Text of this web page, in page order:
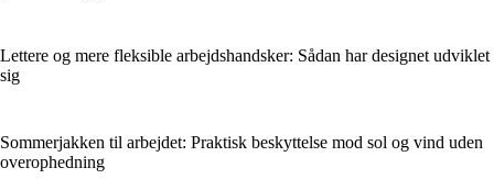
Lettere og mere fleksible arbejdshandsker: Sådan har designet udviklet
sig
Sommerjakken til arbejdet: Praktisk beskyttelse mod sol og vind uden
overophedning